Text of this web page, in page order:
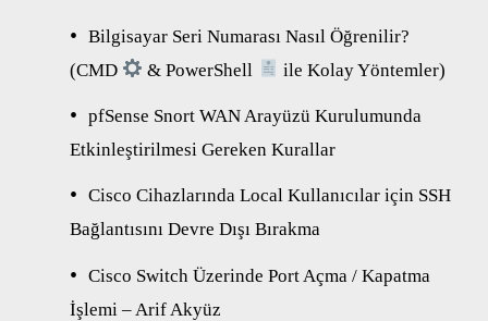
Bilgisayar Seri Numarası Nasıl Öğrenilir?
(CMD
& PowerShell ile Kolay Yöntemler)
pfSense Snort WAN Arayüzü Kurulumunda
Etkinleştirilmesi Gereken Kurallar
Cisco Cihazlarında Local Kullanıcılar için SSH
Bağlantısını Devre Dışı Bırakma
Cisco Switch Üzerinde Port Açma / Kapatma
İşlemi – Arif Akyüz